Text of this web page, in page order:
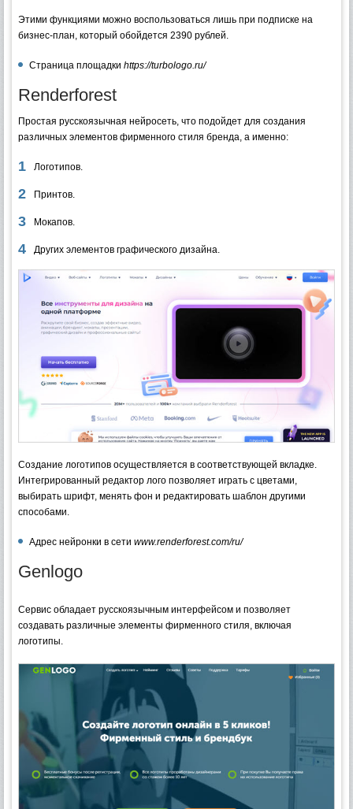
Этими функциями можно воспользоваться лишь при подписке на
бизнес-план, который обойдется 2390 рублей.
Страница площадки https://turbologo.ru/
Renderforest
Простая русскоязычная нейросеть, что подойдет для создания
различных элементов фирменного стиля бренда, а именно:
Логотипов.
Принтов.
Мокапов.
Других элементов графического дизайна.
Создание логотипов осуществляется в соответствующей вкладке.
Интегрированный редактор лого позволяет играть с цветами,
выбирать шрифт, менять фон и редактировать шаблон другими
способами.
Адрес нейронки в сети www.renderforest.com/ru/
Genlogo
Сервис обладает русскоязычным интерфейсом и позволяет
создавать различные элементы фирменного стиля, включая
логотипы.